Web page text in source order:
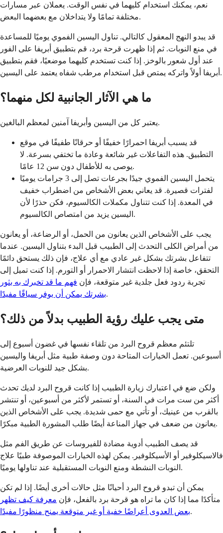
نعم، يمكنك استخدام كليهما في نفس الوقت. يعملان عبر مسارات
مختلفة تمامًا ولا يتداخلان مع بعضهما البعض.
قد يبدو النهج المعقول كالتالي. تناول اليسين الفموي يوميًا للمساعدة
في منع النوبات. ثم إذا ظهرت قرحة برد، قم بتطبيق أبريفا على الفور
عند أول شعور بالوخز. إذا كنت تستخدم كليهما موضعيًا، فقم بتطبيق
أبريفا أولاً واتركه يمتص قبل استخدام مرطب شفاه يعتمد على اليسين.
ما هي الآثار الجانبية لكل منهما؟
يعتبر كل من اليسين وأبريفا آمنين لمعظم البالغين.
قد يسبب أبريفا احمرارًا خفيفًا أو حرقانًا طفيفًا في موقع
التطبيق. هذه التفاعلات غير شائعة وعادة ما تختفي بسرعة. لا
يوصى به للأطفال دون سن 12 عامًا.
يتحمل اليسين الفموي جيدًا بجرعات تصل إلى 3 جرامات يوميًا
لفترات قصيرة. قد يعاني بعض الأشخاص من اضطراب خفيف
في المعدة. إذا كنت تتناول مكملات الكالسيوم، فكن حذرًا لأن
اليسين يزيد من امتصاص الكالسيوم.
يجب على الأشخاص الذين يعانون من الحمل، أو الرضاعة، أو يعانون
من أمراض الكلى التحدث إلى الطبيب قبل البدء بتناول اليسين. عندما
تتفاعل بشرتك بشكل غير عادي مع أي علاج، فإن ذلك يستحق دائمًا
التحقق، خاصة إذا لاحظت انتشار الاحمرار أو التورم. إذا كنت تميل إلى
تجربة ردود فعل جلدية غير متوقعة، فإن فهم ما قد تخبرك به بثور
بشرتك يمكن أن يوفر سياقًا مفيدًا.
متى يجب عليك رؤية الطبيب بدلاً من ذلك؟
تلتئم معظم قروح البرد من تلقاء نفسها في غضون أسبوع إلى
أسبوعين. تعمل الخيارات المتاحة دون وصفة طبية مثل أبريفا واليسين
بشكل جيد للنوبات العرضية.
ولكن ضع في اعتبارك زيارة الطبيب إذا كانت قروح البرد لديك تحدث
أكثر من ست مرات في السنة، أو تستمر لأكثر من أسبوعين، أو تنتشر
بالقرب من عينيك، أو تأتي مع حمى شديدة. يجب على الأشخاص الذين
يعانون من ضعف في جهاز المناعة أيضًا طلب المشورة الطبية مبكرًا.
قد يصف الطبيب أدوية مضادة للفيروسات عن طريق الفم مثل
فالاسيكلوفير أو الأسيكلوفير. يمكن لهذه الخيارات الموصوفة طبيًا علاج
النوبات النشطة ومنع النوبات المستقبلية عند تناولها يوميًا.
يمكن أن تبدو قروح البرد أحيانًا مثل حالات أخرى أيضًا. إذا لم تكن
متأكدًا مما إذا كان ما تراه هو قرحة برد بالفعل، فإن معرفة كيف تظهر
بعض العدوى أعراضًا خفية أو غير متوقعة يمنح منظورًا مفيدًا.